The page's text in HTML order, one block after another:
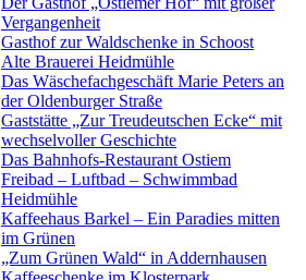
Vergangenheit
Gasthof zur Waldschenke in Schoost
Alte Brauerei Heidmühle
Das Wäschefachgeschäft Marie Peters an
der Oldenburger Straße
Gaststätte „Zur Treudeutschen Ecke“ mit
wechselvoller Geschichte
Das Bahnhofs-Restaurant Ostiem
Freibad – Luftbad – Schwimmbad
Heidmühle
Kaffeehaus Barkel – Ein Paradies mitten
im Grünen
„Zum Grünen Wald“ in Addernhausen